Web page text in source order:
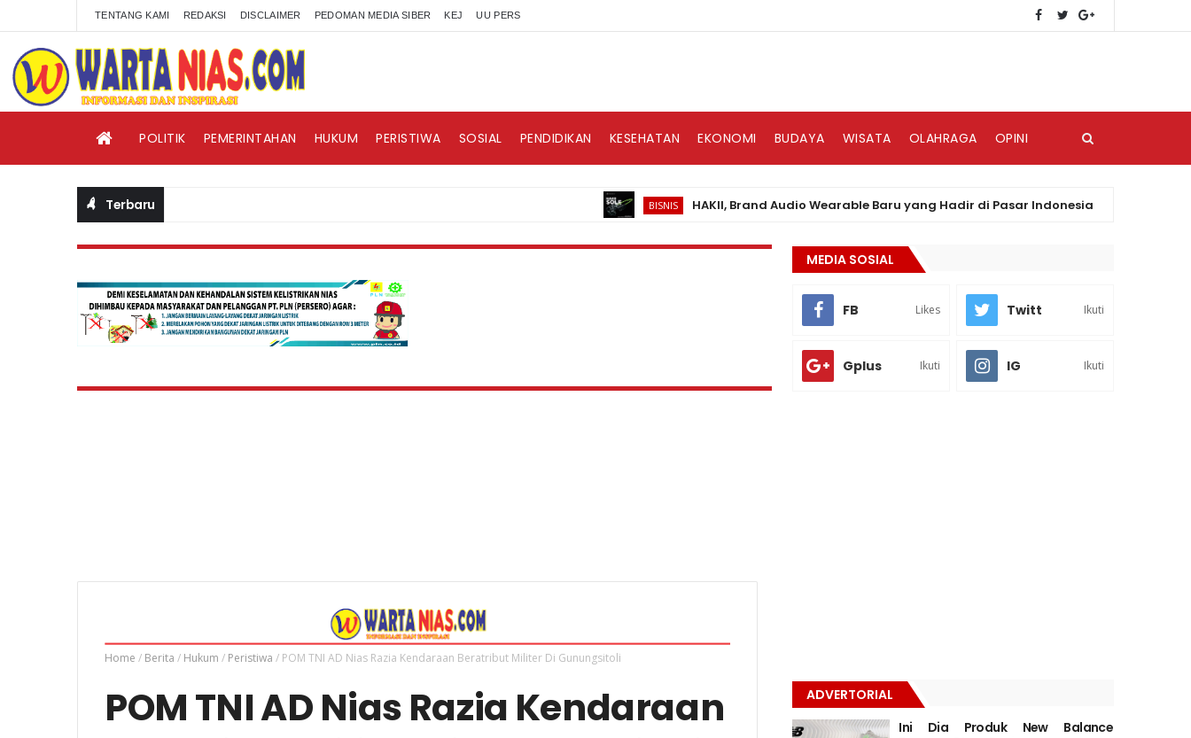
TENTANG KAMI REDAKSI DISCLAIMER PEDOMAN MEDIA SIBER KEJ UU PERS
POLITIK PEMERINTAHAN HUKUM PERISTIWA SOSIAL PENDIDIKAN KESEHATAN EKONOMI BUDAYA WISATA OLAHRAGA OPINI
Terbaru BISNIS HAKII, Brand Audio Wearable Baru yang Hadir di Pasar Indonesia
Home / Berita / Hukum / Peristiwa / POM TNI AD Nias Razia Kendaraan Beratribut Militer Di Gunungsitoli
POM TNI AD Nias Razia Kendaraan
MEDIA SOSIAL
FB Likes Twitt Ikuti
Gplus Ikuti IG Ikuti
ADVERTORIAL
Ini Dia Produk New Balance